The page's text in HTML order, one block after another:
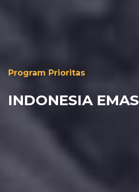
Program Prioritas
INDONESIA EMAS